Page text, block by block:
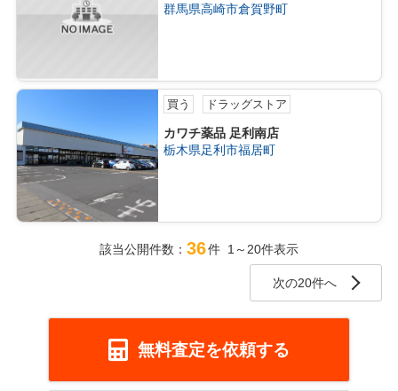
群馬県高崎市倉賀野町
買う ドラッグストア
カワチ薬品 足利南店
栃木県足利市福居町
該当公開件数： 36件 1～20件表示
次の20件へ
無料査定を依頼する